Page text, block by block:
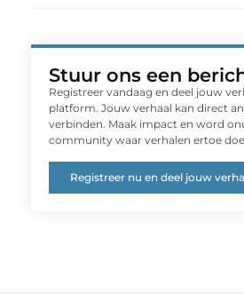
Stuur ons een
Registreer vandaag en deel jouw
platform. Jouw verhaal kan direct
verbinden. Maak impact en word
community waar verhalen ertoe
Registreer nu en deel jouw